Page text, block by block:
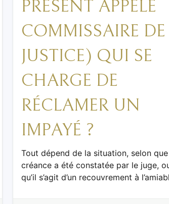
PRÉSENT APPELÉ
COMMISSAIRE DE
JUSTICE) QUI SE
CHARGE DE
RÉCLAMER UN
IMPAYÉ ?
Tout dépend de la situation, selon
créance a été constatée par le juge,
qu’il s’agit d’un recouvrement à